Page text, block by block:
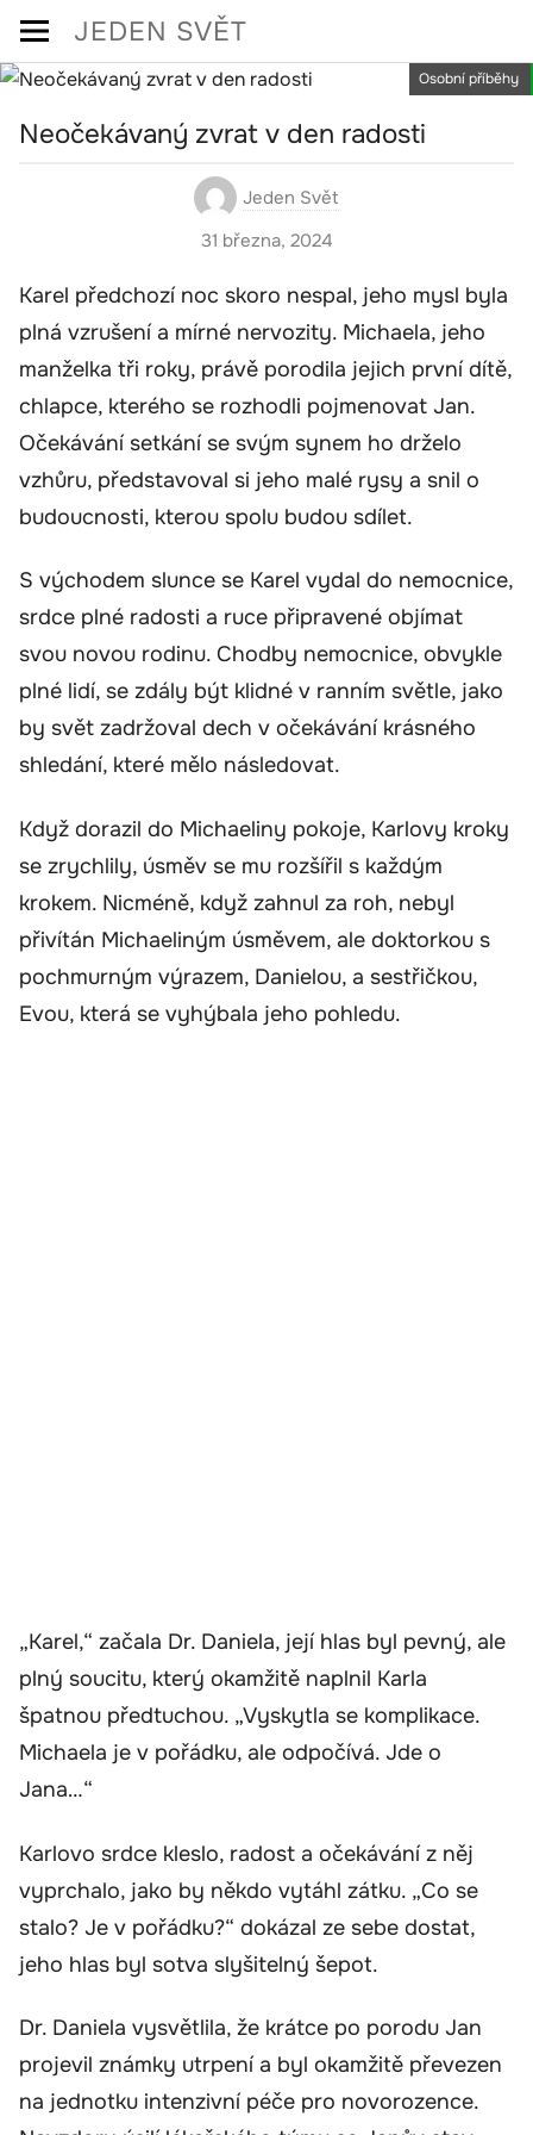
Skip
content
JEDEN SVĚT
Osobní příběhy
Neočekávaný zvrat v den radosti
Jeden Svět
31 března, 2024
Karel předchozí noc skoro nespal, jeho mysl byla
plná vzrušení a mírné nervozity. Michaela, jeho
manželka tři roky, právě porodila jejich první dítě,
chlapce, kterého se rozhodli pojmenovat Jan.
Očekávání setkání se svým synem ho drželo
vzhůru, představoval si jeho malé rysy a snil o
budoucnosti, kterou spolu budou sdílet.
S východem slunce se Karel vydal do nemocnice,
srdce plné radosti a ruce připravené objímat
svou novou rodinu. Chodby nemocnice, obvykle
plné lidí, se zdály být klidné v ranním světle, jako
by svět zadržoval dech v očekávání krásného
shledání, které mělo následovat.
Když dorazil do Michaeliny pokoje, Karlovy kroky
se zrychlily, úsměv se mu rozšířil s každým
krokem. Nicméně, když zahnul za roh, nebyl
přivítán Michaeliným úsměvem, ale doktorkou s
pochmurným výrazem, Danielou, a sestřičkou,
Evou, která se vyhýbala jeho pohledu.
„Karel,“ začala Dr. Daniela, její hlas byl pevný, ale
plný soucitu, který okamžitě naplnil Karla
špatnou předtuchou. „Vyskytla se komplikace.
Michaela je v pořádku, ale odpočívá. Jde o
Jana…“
Karlovo srdce kleslo, radost a očekávání z něj
vyprchalo, jako by někdo vytáhl zátku. „Co se
stalo? Je v pořádku?“ dokázal ze sebe dostat,
jeho hlas byl sotva slyšitelný šepot.
Dr. Daniela vysvětlila, že krátce po porodu Jan
projevil známky utrpení a byl okamžitě převezen
na jednotku intenzivní péče pro novorozence.